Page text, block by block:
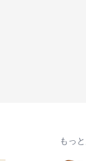
もっ